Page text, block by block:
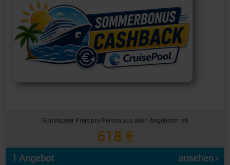
Günstigster Preis pro Person aus allen Angeboten ab
618 €
1 Angebot ansehen ›